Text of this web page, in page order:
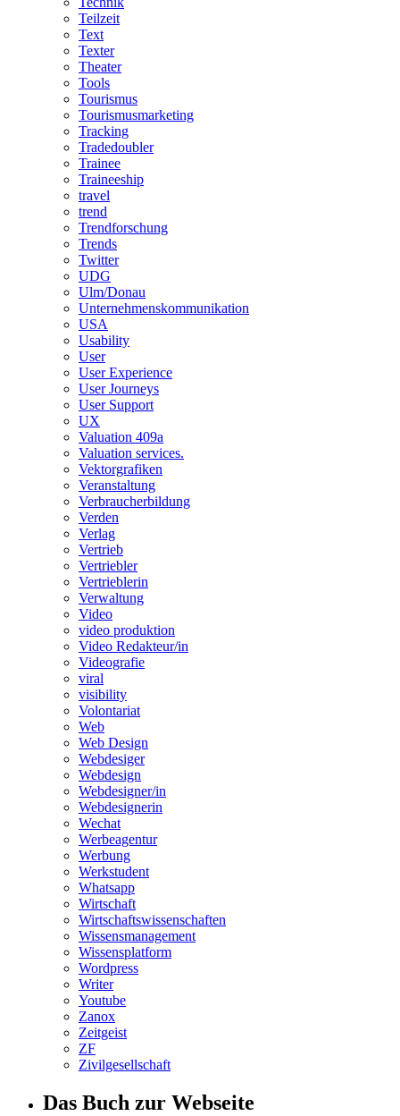
Teilzeit
Text
Texter
Theater
Tools
Tourismus
Tourismusmarketing
Tracking
Tradedoubler
Trainee
Traineeship
travel
trend
Trendforschung
Trends
Twitter
UDG
Ulm/Donau
Unternehmenskommunikation
USA
Usability
User
User Experience
User Journeys
User Support
UX
Valuation 409a
Valuation services.
Vektorgrafiken
Veranstaltung
Verbraucherbildung
Verden
Verlag
Vertrieb
Vertriebler
Vertrieblerin
Verwaltung
Video
video produktion
Video Redakteur/in
Videografie
viral
visibility
Volontariat
Web
Web Design
Webdesiger
Webdesign
Webdesigner/in
Webdesignerin
Wechat
Werbeagentur
Werbung
Werkstudent
Whatsapp
Wirtschaft
Wirtschaftswissenschaften
Wissensmanagement
Wissensplatform
Wordpress
Writer
Youtube
Zanox
Zeitgeist
ZF
Zivilgesellschaft
Das Buch zur Webseite